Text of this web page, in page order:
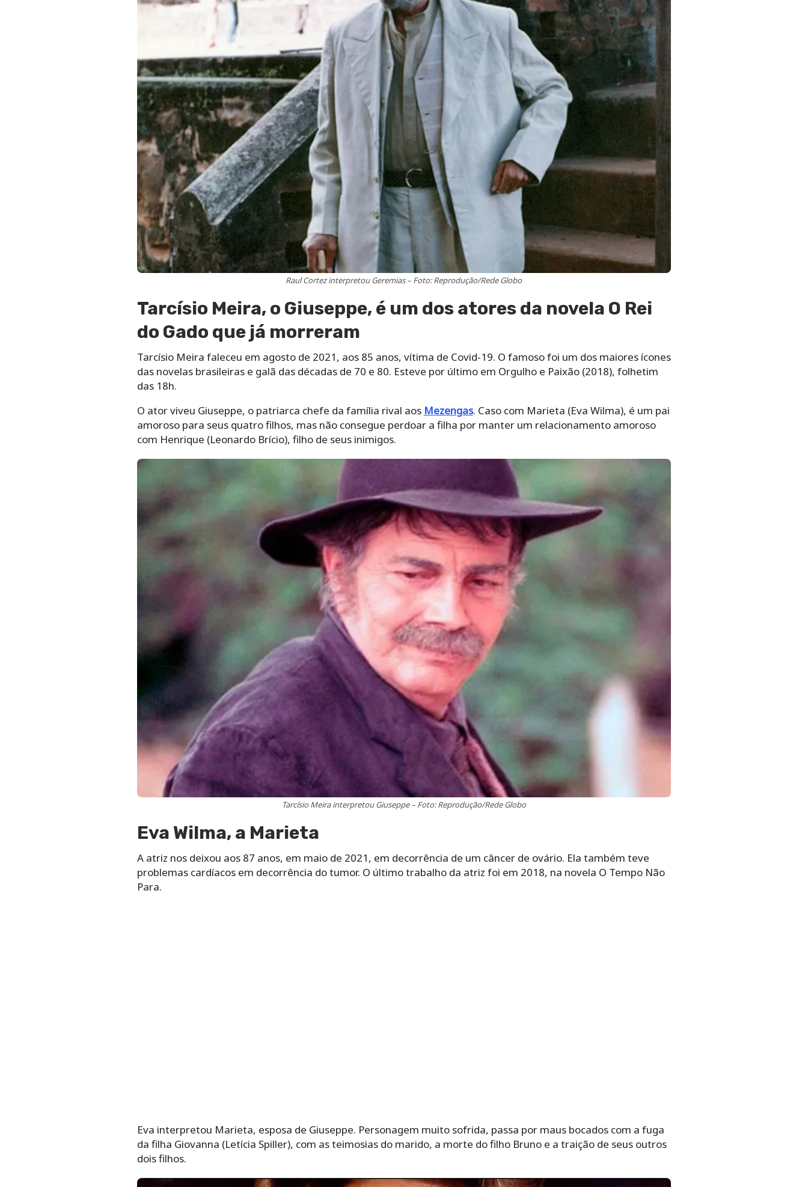
Raul Cortez interpretou Geremias – Foto: Reprodução/Rede Globo
Tarcísio Meira, o Giuseppe, é um dos atores da novela O Rei
do Gado que já morreram
Tarcísio Meira faleceu em agosto de 2021, aos 85 anos, vítima de Covid-19. O famoso foi um dos maiores ícones
das novelas brasileiras e galã das décadas de 70 e 80. Esteve por último em Orgulho e Paixão (2018), folhetim
das 18h.
O ator viveu Giuseppe, o patriarca chefe da família rival aos Mezengas. Caso com Marieta (Eva Wilma), é um pai
amoroso para seus quatro filhos, mas não consegue perdoar a filha por manter um relacionamento amoroso
com Henrique (Leonardo Brício), filho de seus inimigos.
Tarcísio Meira interpretou Giuseppe – Foto: Reprodução/Rede Globo
Eva Wilma, a Marieta
A atriz nos deixou aos 87 anos, em maio de 2021, em decorrência de um câncer de ovário. Ela também teve
problemas cardíacos em decorrência do tumor. O último trabalho da atriz foi em 2018, na novela O Tempo Não
Para.
Eva interpretou Marieta, esposa de Giuseppe. Personagem muito sofrida, passa por maus bocados com a fuga
da filha Giovanna (Letícia Spiller), com as teimosias do marido, a morte do filho Bruno e a traição de seus outros
dois filhos.